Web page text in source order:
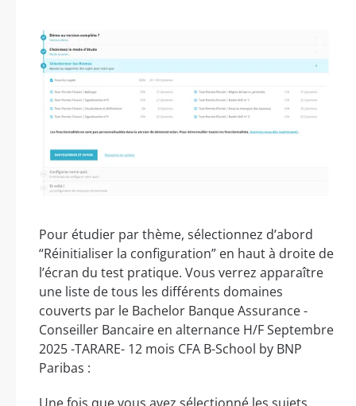
Pour étudier par thème, sélectionnez d’abord
“Réinitialiser la configuration” en haut à droite de
l’écran du test pratique. Vous verrez apparaître
une liste de tous les différents domaines
couverts par le Bachelor Banque Assurance -
Conseiller Bancaire en alternance H/F Septembre
2025 -TARARE- 12 mois CFA B-School by BNP
Paribas :